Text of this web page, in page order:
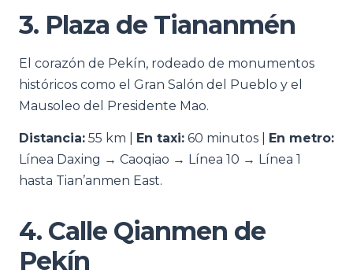
3. Plaza de Tiananmén
El corazón de Pekín, rodeado de monumentos
históricos como el Gran Salón del Pueblo y el
Mausoleo del Presidente Mao.
Distancia: 55 km | En taxi: 60 minutos | En metro:
Línea Daxing → Caoqiao → Línea 10 → Línea 1
hasta Tian’anmen East.
4. Calle Qianmen de
Pekín